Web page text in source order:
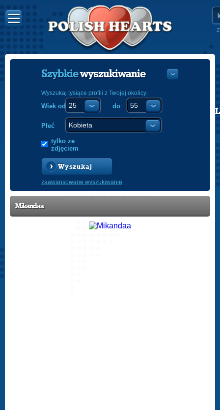
POLISH
Szybkiewyszukiwanie
Wyszukaj tysiące profili z Twojej okolicy:
Wiek od do
Płeć
tylko ze
zdjęciem
Wyszukaj
zaawansowane wyszukiwanie
Mikandaa